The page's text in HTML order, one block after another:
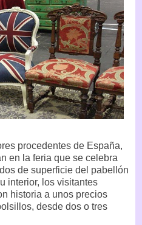
procedentes de España,
en la feria que se celebra
de superficie del pabellón
interior, los visitantes
historia a unos precios
desde dos o tres